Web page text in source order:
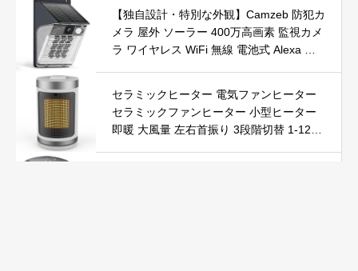
【独自設計・特別な外観】Camzeb 防犯カ
メラ 屋外 ソーラー 400万高画素 監視カメ
ラ ワイヤレス WiFi 無線 電池式 Alexa 赤
録画 IP66防水 遠隔操作
セラミックヒーター 電気ファンヒーター
セラミックファンヒーター 小型ヒーター
即暖 大風量 左右首振り 3段階切替 1-12時